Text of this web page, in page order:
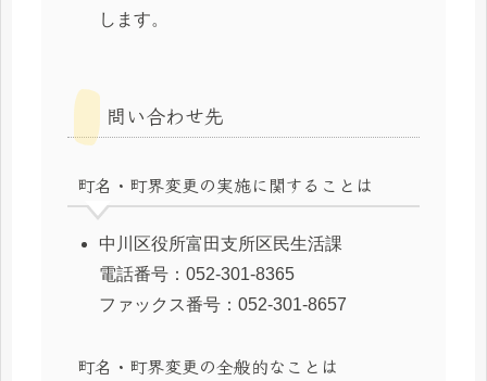
します。
問い合わせ先
町名・町界変更の実施に関することは
中川区役所富田支所区民生活課
電話番号：052-301-8365
ファックス番号：052-301-8657
町名・町界変更の全般的なことは